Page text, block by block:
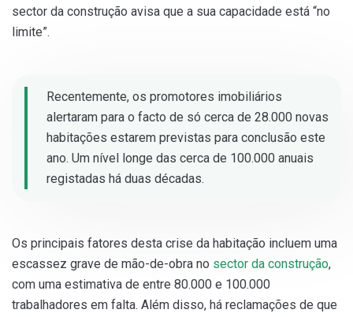
sector da construção avisa que a sua capacidade está “no
limite”.
Recentemente, os promotores imobiliários
alertaram para o facto de só cerca de 28.000 novas
habitações estarem previstas para conclusão este
ano. Um nível longe das cerca de 100.000 anuais
registadas há duas décadas.
Os principais fatores desta crise da habitação incluem uma
escassez grave de mão-de-obra no sector da construção,
com uma estimativa de entre 80.000 e 100.000
trabalhadores em falta. Além disso, há reclamações de que